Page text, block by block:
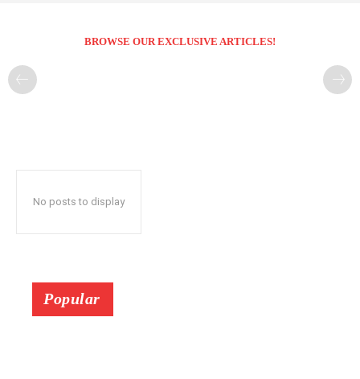
BROWSE OUR EXCLUSIVE ARTICLES!
No posts to display
Popular